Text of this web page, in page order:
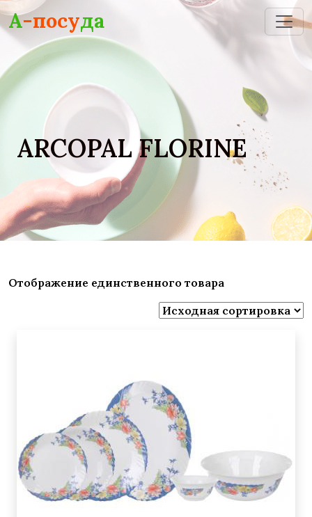
Skip to main content
А-посуда
ARCOPAL FLORINE
Отображение единственного товара